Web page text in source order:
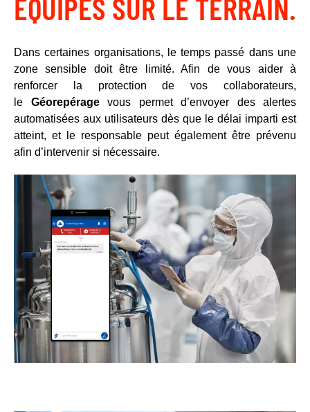
ÉQUIPES SUR LE TERRAIN.
Dans certaines organisations, le temps passé dans une
zone sensible doit être limité. Afin de vous aider à
renforcer la protection de vos collaborateurs,
le Géorepéragevous permet d’envoyer des alertes
automatisées aux utilisateurs dès que le délai imparti est
atteint, et le responsable peut également être prévenu
afin d’intervenir si nécessaire.